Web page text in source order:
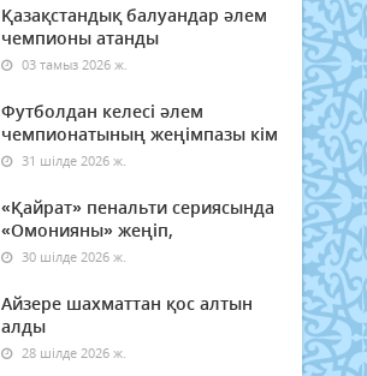
Қазақстандық балуандар әлем
чемпионы атанды
03 тамыз 2026 ж.
Футболдан келесі әлем
чемпионатының жеңімпазы кім
31 шілде 2026 ж.
«Қайрат» пенальти сериясында
«Омонияны» жеңіп,
30 шілде 2026 ж.
Айзере шахматтан қос алтын
алды
28 шілде 2026 ж.